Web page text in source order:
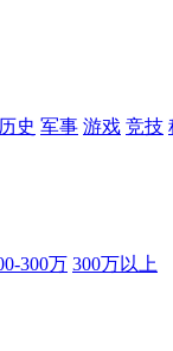
历史 军事 游戏 竞技
300万 300万以上